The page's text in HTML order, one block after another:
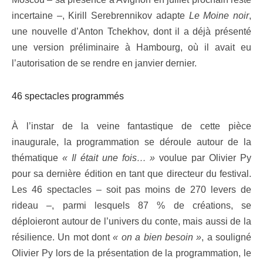
incertaine –, Kirill Serebrennikov adapte Le Moine noir,
une nouvelle d’Anton Tchekhov, dont il a déjà présenté
une version préliminaire à Hambourg, où il avait eu
l’autorisation de se rendre en janvier dernier.
46 spectacles programmés
À l’instar de la veine fantastique de cette pièce
inaugurale, la programmation se déroule autour de la
thématique « Il était une fois… » voulue par Olivier Py
pour sa dernière édition en tant que directeur du festival.
Les 46 spectacles – soit pas moins de 270 levers de
rideau –, parmi lesquels 87 % de créations, se
déploieront autour de l’univers du conte, mais aussi de la
résilience. Un mot dont« on a bien besoin », a souligné
Olivier Py lors de la présentation de la programmation, le